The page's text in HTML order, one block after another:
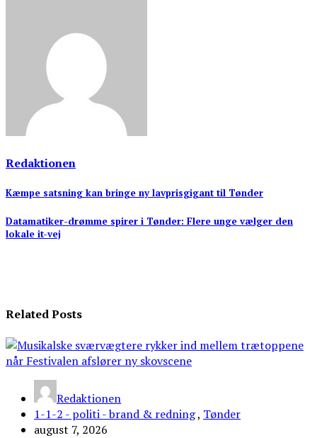
Redaktionen
Indlægsnavigation
Kæmpe satsning kan bringe ny lavprisgigant til Tønder
Datamatiker-drømme spirer i Tønder: Flere unge vælger den
lokale it-vej
Related Posts
Redaktionen
1-1-2 - politi - brand & redning, Tønder
august 7, 2026